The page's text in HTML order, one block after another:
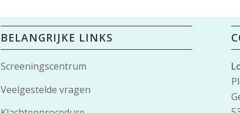
BELANGRIJKE LINKS
Screeningscentrum
Veelgestelde vragen